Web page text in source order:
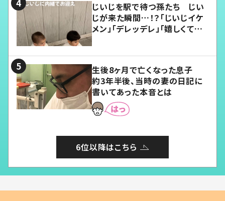
じいじを駅で待つ孫たち じい
じが来た瞬間…！？「じいじイケ
メン」「デレッデレ」「嬉しくて可
生後8ヶ月で亡くなった息子
約3年半後、当時の妻の日記に
書いてあった本音とは
6位以降はこちら